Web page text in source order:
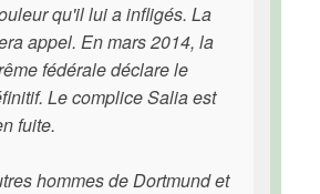
qu'il lui a infligés. La
appel. En mars 2014, la
fédérale déclare le
Le complice Salia est
fuite.
hommes de Dortmund et